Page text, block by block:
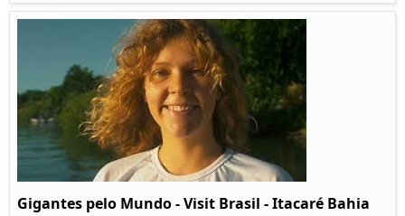
Gigantes pelo Mundo - Visit Brasil - Itacaré Bahia